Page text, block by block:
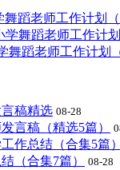
蹈老师工作计划（
舞蹈老师工作计划
舞蹈老师工作计划
稿精选 08-28
言稿（精选5篇）
作总结（合集5篇）
（合集7篇） 08-28